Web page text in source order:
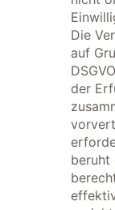
Die
auf
der
beruht